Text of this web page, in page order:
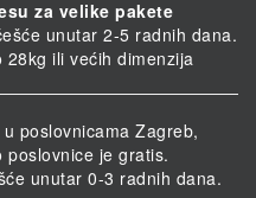
za velike pakete
unutar 2-5 radnih dana.
ili većih dimenzija
poslovnicama Zagreb,
poslovnice je gratis.
unutar 0-3 radnih dana.